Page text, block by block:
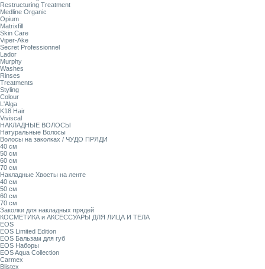
Restructuring Treatment
Medline Organic
Opium
Matrixfill
Skin Care
Viper-Ake
Secret Professionnel
Lador
Murphy
Washes
Rinses
Treatments
Styling
Colour
L'Alga
K18 Hair
Viviscal
НАКЛАДНЫЕ ВОЛОСЫ
Натуральные Волосы
Волосы на заколках / ЧУДО ПРЯДИ
40 см
50 см
60 см
70 см
Накладные Хвосты на ленте
40 см
50 см
60 см
70 см
Заколки для накладных прядей
КОСМЕТИКА и АКСЕССУАРЫ ДЛЯ ЛИЦА И ТЕЛА
EOS
EOS Limited Edition
EOS Бальзам для губ
EOS Наборы
EOS Aqua Collection
Carmex
Blistex